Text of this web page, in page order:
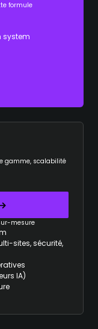
formule
system
gamme, scalabilité
mesure
sites, sécurité,
IA)